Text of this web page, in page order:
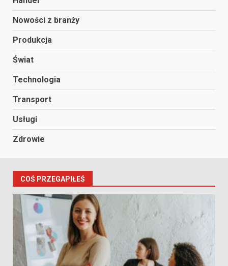
Nowości z branży
Produkcja
Świat
Technologia
Transport
Usługi
Zdrowie
COŚ PRZEGAPIŁEŚ